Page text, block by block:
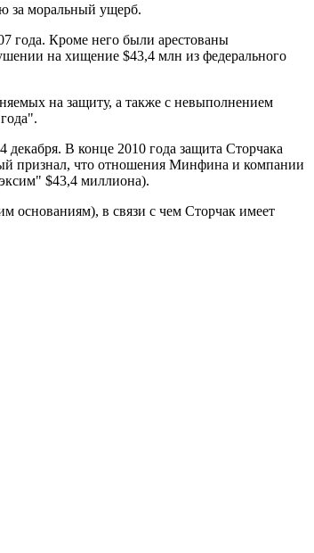
за моральный ущерб.
года. Кроме него были арестованы
на хищение $43,4 млн из федерального
на защиту, а также с невыполнением
декабря. В конце 2010 года защита Сторчака
признал, что отношения Минфина и компании
$43,4 миллиона).
основаниям), в связи с чем Сторчак имеет